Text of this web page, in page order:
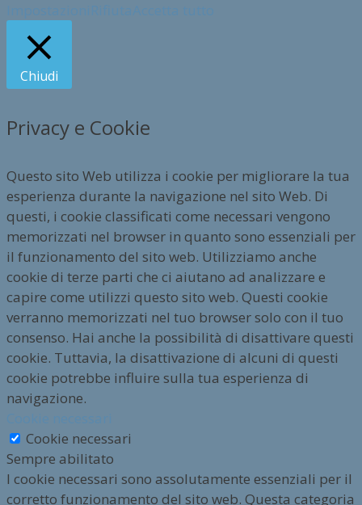
Chiudi
Privacy e Cookie
Questo sito Web utilizza i cookie per migliorare la tua
esperienza durante la navigazione nel sito Web. Di
questi, i cookie classificati come necessari vengono
memorizzati nel browser in quanto sono essenziali per
il funzionamento del sito web. Utilizziamo anche
cookie di terze parti che ci aiutano ad analizzare e
capire come utilizzi questo sito web. Questi cookie
verranno memorizzati nel tuo browser solo con il tuo
consenso. Hai anche la possibilità di disattivare questi
cookie. Tuttavia, la disattivazione di alcuni di questi
cookie potrebbe influire sulla tua esperienza di
navigazione.
Cookie necessari
Sempre abilitato
I cookie necessari sono assolutamente essenziali per il
corretto funzionamento del sito web. Questa categoria